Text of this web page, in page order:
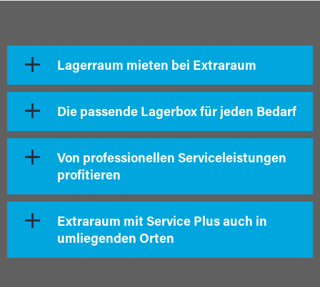
Lagerraum mieten bei Extraraum
Die passende Lagerbox für jeden Bedarf
Von professionellen Serviceleistungen
profitieren
Extraraum mit Service Plus auch in
umliegenden Orten